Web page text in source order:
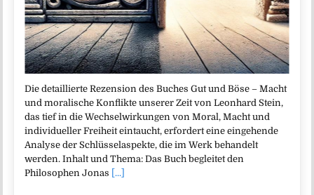
Die detaillierte Rezension des Buches Gut und Böse – Macht
und moralische Konflikte unserer Zeit von Leonhard Stein,
das tief in die Wechselwirkungen von Moral, Macht und
individueller Freiheit eintaucht, erfordert eine eingehende
Analyse der Schlüsselaspekte, die im Werk behandelt
werden. Inhalt und Thema: Das Buch begleitet den
Philosophen Jonas [...]